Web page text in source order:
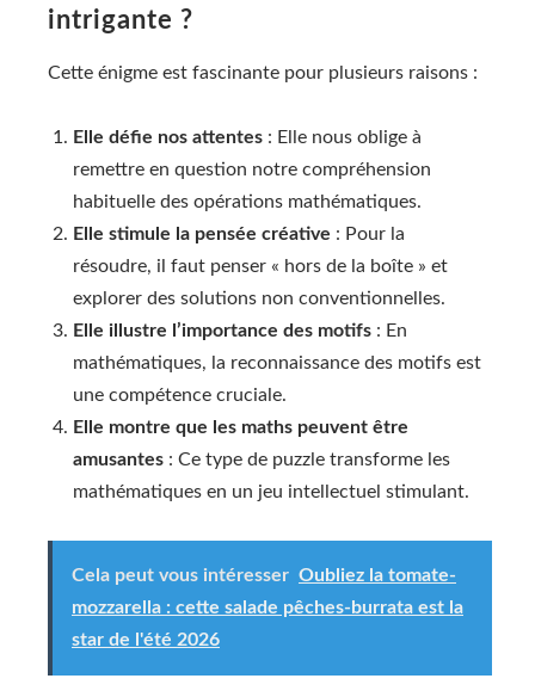
intrigante ?
Cette énigme est fascinante pour plusieurs raisons :
Elle défie nos attentes : Elle nous oblige à
remettre en question notre compréhension
habituelle des opérations mathématiques.
Elle stimule la pensée créative : Pour la
résoudre, il faut penser « hors de la boîte » et
explorer des solutions non conventionnelles.
Elle illustre l’importance des motifs : En
mathématiques, la reconnaissance des motifs est
une compétence cruciale.
Elle montre que les maths peuvent être
amusantes : Ce type de puzzle transforme les
mathématiques en un jeu intellectuel stimulant.
Cela peut vous intéresser Oubliez la tomate-
mozzarella : cette salade pêches-burrata est la
star de l'été 2026